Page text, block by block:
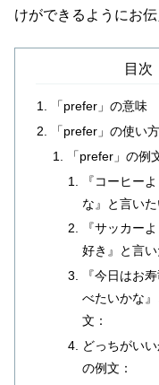
けができるようにお伝
目次
「prefer」の意味
「prefer」の使い方
「prefer」の例
『コーヒー
な』と言いた
『サッカー
好き』と言い
『今日はお
べたいかな
文：
どっちがい
の例文：